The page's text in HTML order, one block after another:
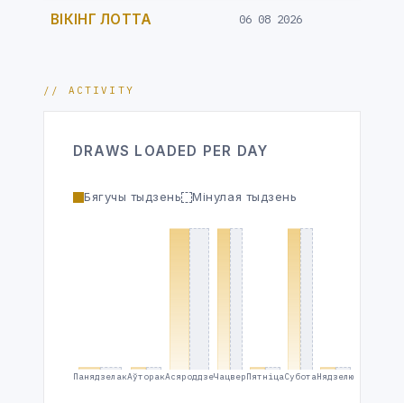
ВІКІНГ ЛОТТА 06 08 2026
// ACTIVITY
DRAWS LOADED PER DAY
Бягучы тыдзень Мінулая тыдзень
ПанядзелакАўторакАсяроддзеЧацверПятніцаСуботаНядзелю